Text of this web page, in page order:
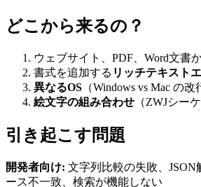
どこから来るの？
ウェブサイト、PDF、Word文書
書式を追加する リッチテキスト
異なるOS （Windows vs Mac の改
絵文字の組み合わせ （ZWJシー
引き起こす問題
開発者向け: 文字列比較の失敗、
ース不一致、検索が機能しない